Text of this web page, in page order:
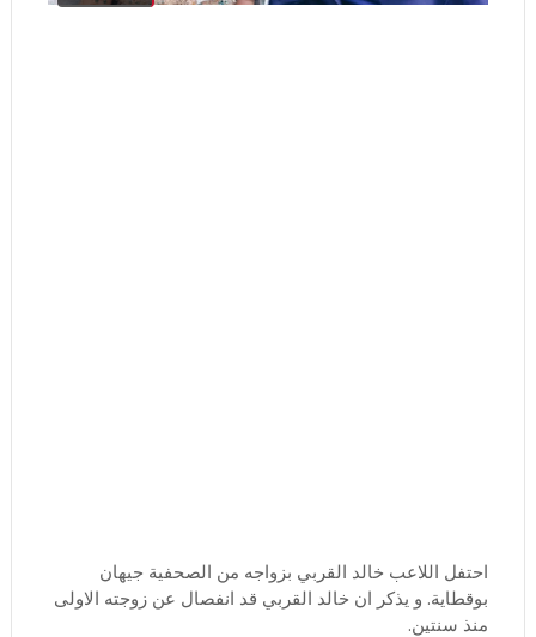
احتفل اللاعب خالد القربي بزواجه من الصحفية جيهان
بوقطاية. و يذكر ان خالد القربي قد انفصال عن زوجته الاولى
منذ سنتين.